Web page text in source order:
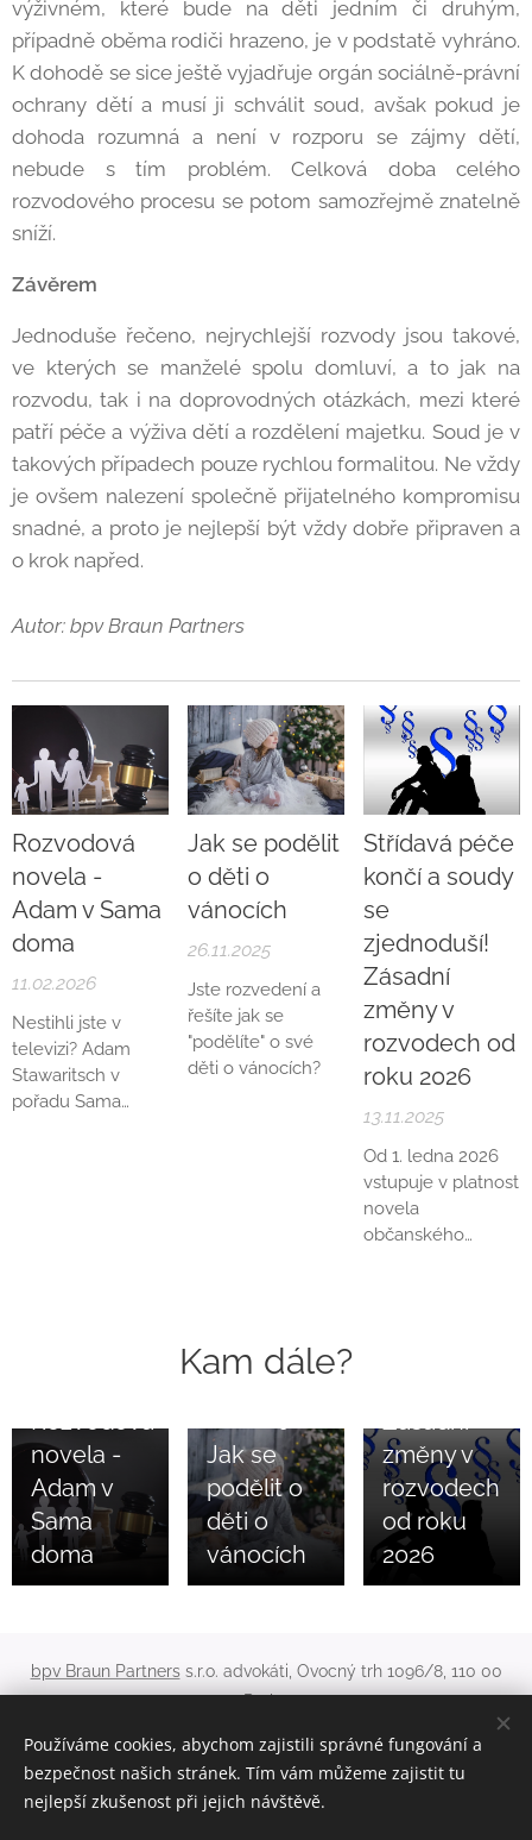
výživném, které bude na děti jedním či druhým,
případně oběma rodiči hrazeno, je v podstatě vyhráno.
K dohodě se sice ještě vyjadřuje orgán sociálně-právní
ochrany dětí a musí ji schválit soud, avšak pokud je
dohoda rozumná a není v rozporu se zájmy dětí,
nebude s tím problém. Celková doba celého
rozvodového procesu se potom samozřejmě znatelně
sníží.
Závěrem
Jednoduše řečeno, nejrychlejší rozvody jsou takové,
ve kterých se manželé spolu domluví, a to jak na
rozvodu, tak i na doprovodných otázkách, mezi které
patří péče a výživa dětí a rozdělení majetku. Soud je v
takových případech pouze rychlou formalitou. Ne vždy
je ovšem nalezení společně přijatelného kompromisu
snadné, a proto je nejlepší být vždy dobře připraven a
o krok napřed.
Autor: bpv Braun Partners
Rozvodová
novela -
Adam v Sama
doma
11.02.2026
Nestihli jste v
televizi? Adam
Stawaritsch v
pořadu Sama
Jak se podělit
o děti o
vánocích
26.11.2025
Jste rozvedení a
řešíte jak se
"podělíte" o své
děti o vánocích?
Střídavá péče
končí a soudy
se
zjednoduší!
Zásadní
změny v
rozvodech od
roku 2026
13.11.2025
Od 1. ledna 2026
vstupuje v platnost
novela
občanského
soudy rozhodují o
dětech. Zásadní
novinkou je, že
péče o děti už
nebude
oběma rodičům, a
pouze to, jak bude
probíhat...
Kam dále?
Rozvodová
novela -
Adam v
Sama
doma
Jak se
podělit o
děti o
vánocích
13.11.2025
Zásadní
změny v
rozvodech
od roku
2026
bpv Braun Partnerss.r.o. advokáti, Ovocný trh 1096/8, 110 00
Praha
+420 224 490 000info@bpv-bp.com
Cookies
Používáme cookies, abychom zajistili správné fungování a
bezpečnost našich stránek. Tím vám můžeme zajistit tu
nejlepší zkušenost při jejich návštěvě.